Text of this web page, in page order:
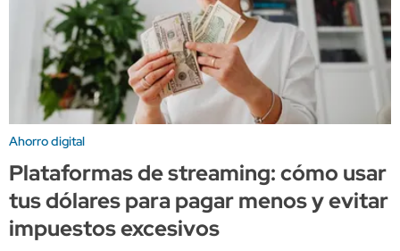
Ahorro digital
Plataformas de streaming: cómo usar
tus dólares para pagar menos y evitar
impuestos excesivos